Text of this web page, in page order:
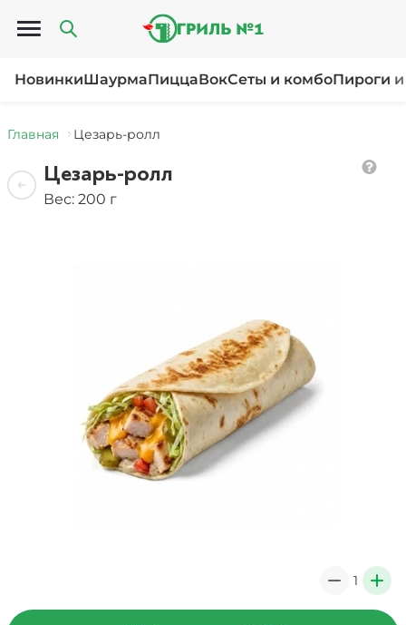
Открыть меню
НовинкиШаурмаПиццаВокСеты и комбоПироги
Главная Цезарь-ролл
Цезарь-ролл
Вес: 200 г
1 +